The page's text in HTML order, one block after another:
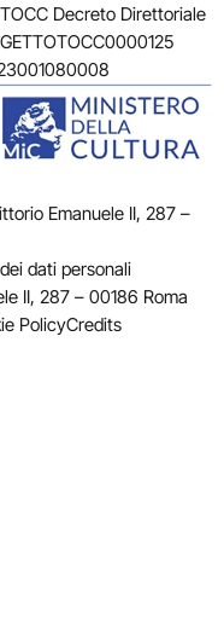
Decreto Direttoriale
Emanuele II, 287 –
dati personali
II, 287 – 00186 Roma
PolicyCredits